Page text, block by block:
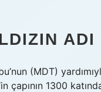
ADI
(MDT)
çapının 1300